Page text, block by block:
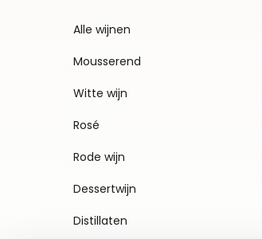
Alle wijnen
Mousserend
Witte wijn
Rosé
Rode wijn
Dessertwijn
Distillaten